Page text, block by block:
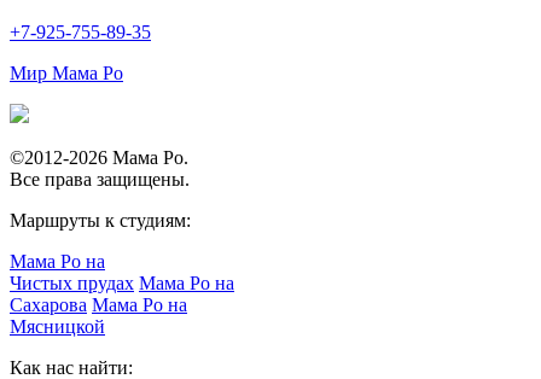
+7-925-755-89-35
Мир Мама Ро
©2012-2026 Mама Ро.
Все права защищены.
Маршруты к студиям:
Мама Ро на
Чистых прудах Мама Ро на
Сахарова Мама Ро на
Мясницкой
Как нас найти: